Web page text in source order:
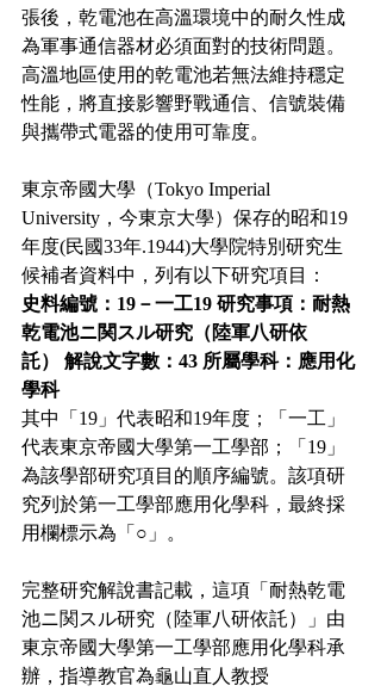
張後，乾電池在高溫環境中的耐久性成
為軍事通信器材必須面對的技術問題。
高溫地區使用的乾電池若無法維持穩定
性能，將直接影響野戰通信、信號裝備
與攜帶式電器的使用可靠度。
東京帝國大學（Tokyo Imperial
University，今東京大學）保存的昭和19
年度(民國33年.1944)大學院特別研究生
候補者資料中，列有以下研究項目：
史料編號：19－一工19 研究事項：耐熱
乾電池ニ関スル研究（陸軍八研依
託）
解說文字數：43 所屬學科：應用化
學科
其中「19」代表昭和19年度；「一工」
代表東京帝國大學第一工學部；「19」
為該學部研究項目的順序編號。該項研
究列於第一工學部應用化學科，最終採
用欄標示為「○」。
完整研究解說書記載，這項「耐熱乾電
池ニ関スル研究（陸軍八研依託）」由
東京帝國大學第一工學部應用化學科承
辦，指導教官為龜山直人教授